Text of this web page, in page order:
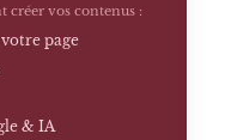
créer vos contenus :
page
& IA